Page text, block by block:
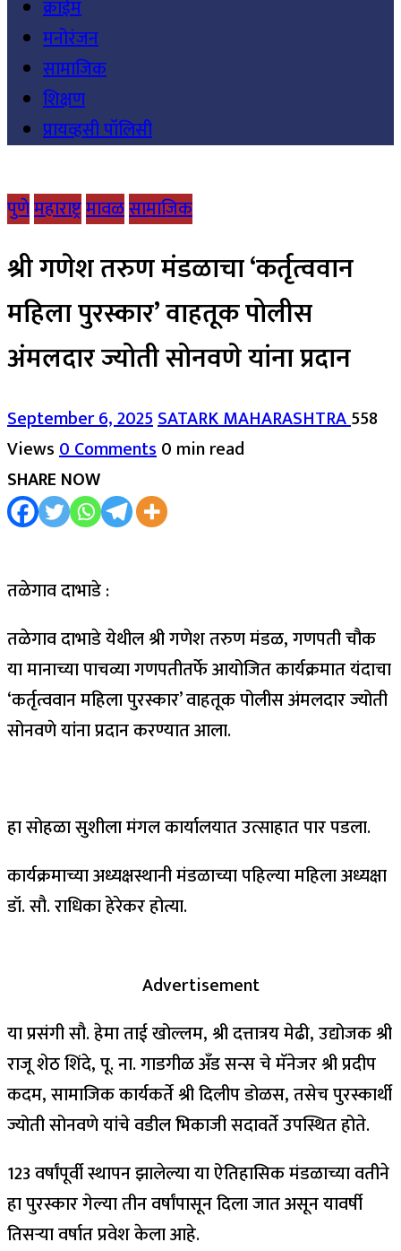
क्राईम
मनोरंजन
सामाजिक
शिक्षण
प्रायव्हसी पॉलिसी
पुणेमहाराष्ट्रमावळसामाजिक
श्री गणेश तरुण मंडळाचा ‘कर्तृत्ववान
महिला पुरस्कार’ वाहतूक पोलीस
अंमलदार ज्योती सोनवणे यांना प्रदान
September 6, 2025SATARK MAHARASHTRA558
Views0 Comments0 min read
SHARE NOW
तळेगाव दाभाडे :
तळेगाव दाभाडे येथील श्री गणेश तरुण मंडळ, गणपती चौक
या मानाच्या पाचव्या गणपतीतर्फे आयोजित कार्यक्रमात यंदाचा
‘कर्तृत्ववान महिला पुरस्कार’ वाहतूक पोलीस अंमलदार ज्योती
सोनवणे यांना प्रदान करण्यात आला.
हा सोहळा सुशीला मंगल कार्यालयात उत्साहात पार पडला.
कार्यक्रमाच्या अध्यक्षस्थानी मंडळाच्या पहिल्या महिला अध्यक्षा
डॉ. सौ. राधिका हेरेकर होत्या.
Advertisement
या प्रसंगी सौ. हेमा ताई खोल्लम, श्री दत्तात्रय मेढी, उद्योजक श्री
राजू शेठ शिंदे, पू. ना. गाडगीळ अँड सन्स चे मॅनेजर श्री प्रदीप
कदम, सामाजिक कार्यकर्ते श्री दिलीप डोळस, तसेच पुरस्कार्थी
ज्योती सोनवणे यांचे वडील भिकाजी सदावर्ते उपस्थित होते.
123 वर्षांपूर्वी स्थापन झालेल्या या ऐतिहासिक मंडळाच्या वतीने
हा पुरस्कार गेल्या तीन वर्षांपासून दिला जात असून यावर्षी
तिसऱ्या वर्षात प्रवेश केला आहे.